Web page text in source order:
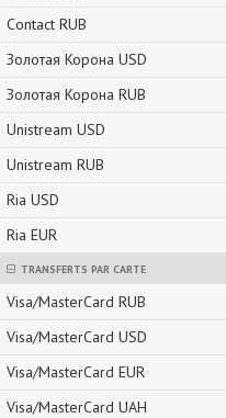
Contact RUB
Золотая Корона USD
Золотая Корона RUB
Unistream USD
Unistream RUB
Ria USD
Ria EUR
TRANSFERTS PAR CARTE
Visa/MasterCard RUB
Visa/MasterCard USD
Visa/MasterCard EUR
Visa/MasterCard UAH